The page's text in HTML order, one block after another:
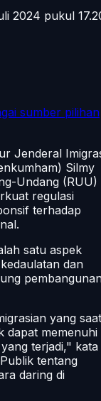
2024 pukul
sumber pilihan
Jenderal
Silmy
Undang (RUU)
regulasi
terhadap
satu aspek
dan
yang saat
dapat memenuhi
terjadi," kata
tentang
daring di